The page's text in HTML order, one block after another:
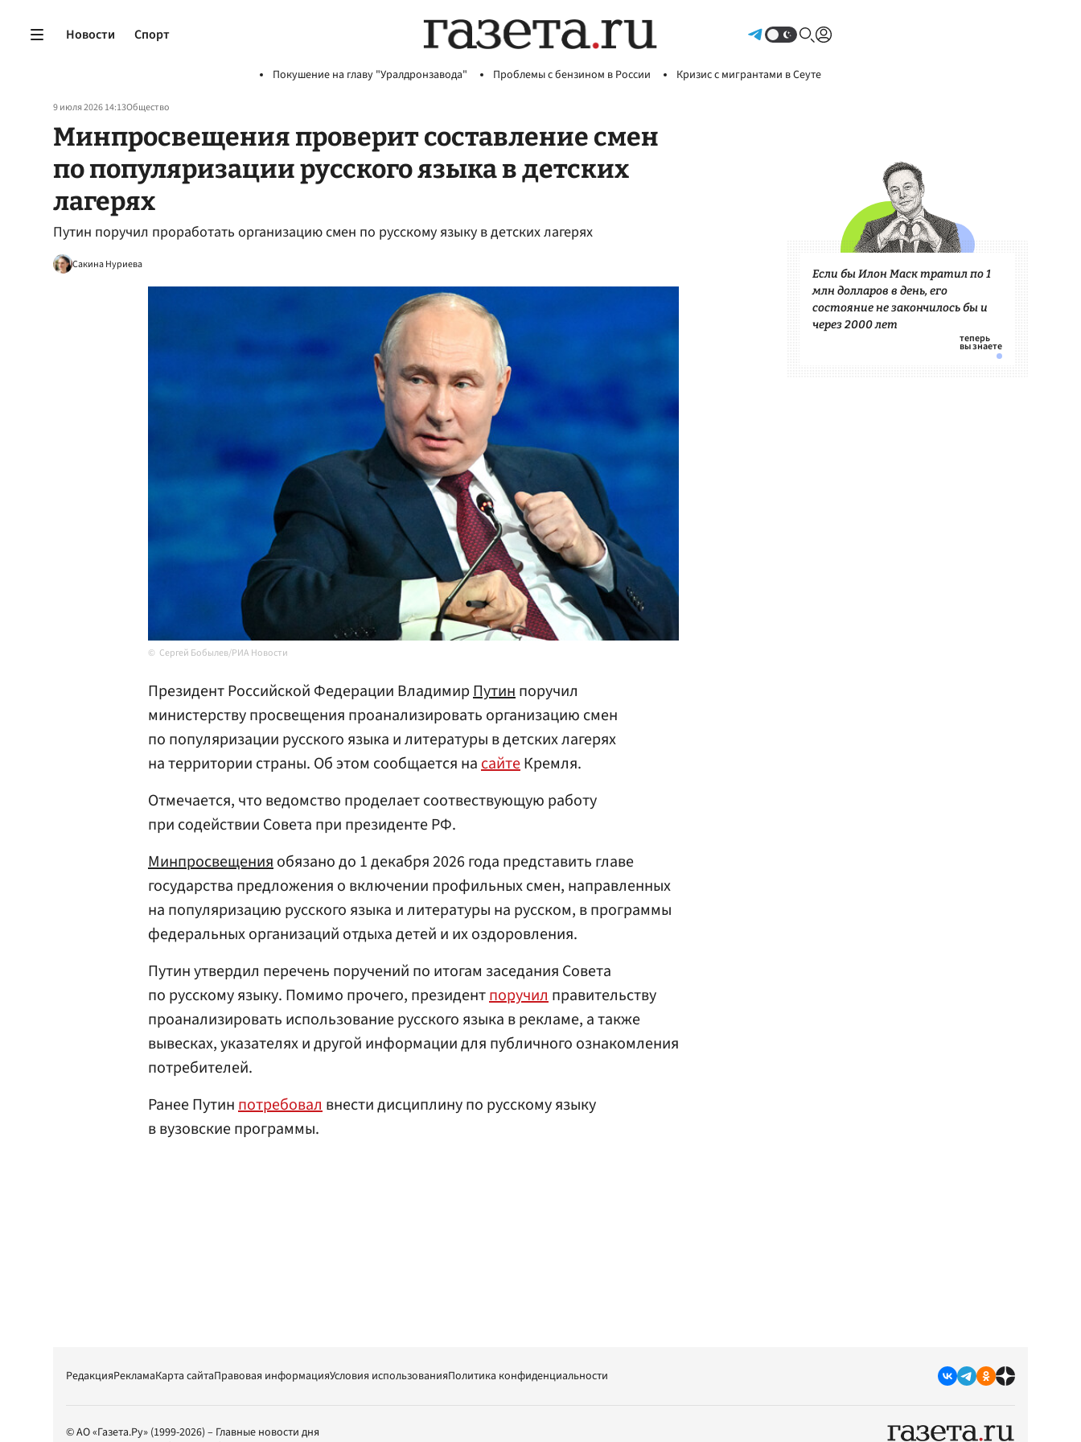
Новости Спорт
Покушение на главу "Уралдронзавода" Проблемы с бензином в России Кризис с мигрантами в Сеуте
9 июля 2026 14:13Общество
Минпросвещения проверит составление смен
по популяризации русского языка в детских
лагерях
Путин поручил проработать организацию смен по русскому языку в детских лагерях
Сакина Нуриева
Сергей Бобылев/РИА Новости
Президент Российской Федерации ВладимирПутинпоручил
министерству просвещения проанализировать организацию смен
по популяризации русского языка и литературы в детских лагерях
на территории страны. Об этом сообщается насайтеКремля.
Отмечается, что ведомство проделает соотвествующую работу
при содействии Совета при президенте РФ.
Минпросвещенияобязано до 1 декабря 2026 года представить главе
государства предложения о включении профильных смен, направленных
на популяризацию русского языка и литературы на русском, в программы
федеральных организаций отдыха детей и их оздоровления.
Путин утвердил перечень поручений по итогам заседания Совета
по русскому языку. Помимо прочего, президентпоручилправительству
проанализировать использование русского языка в рекламе, а также
вывесках, указателях и другой информации для публичного ознакомления
потребителей.
Ранее Путинпотребовалвнести дисциплину по русскому языку
в вузовские программы.
Если бы Илон Маск тратил по 1
млн долларов в день, его
состояние не закончилось бы и
через 2000 лет
РедакцияРекламаКарта сайтаПравовая информацияУсловия использованияПолитика конфиденциальности
© АО «Газета.Ру» (1999-2026) – Главные новости дня